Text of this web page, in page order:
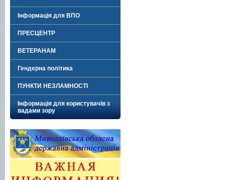
Інформація для ВПО
ПРЕСЦЕНТР
ВЕТЕРАНАМ
Гендерна політика
ПУНКТИ НЕЗЛАМНОСТІ
Інформація для користувачів з
вадами зору